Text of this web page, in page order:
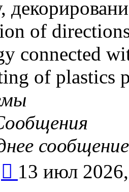
of
connected
of plastics
сообщение
последнему
13 июл